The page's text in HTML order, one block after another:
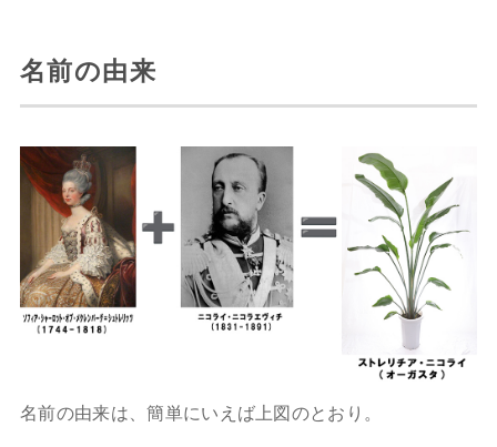
名前の由来
名前の由来は、簡単にいえば上図のとおり。